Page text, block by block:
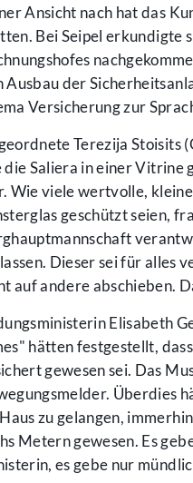
Ansicht nach hat das
Bei Seipel erkundigte
Ausbau der
Versicherung zur
Terezija Stoisits
die Saliera in einer Vitrine
Wie viele wertvolle,
geschützt seien,
Dieser sei für alles
auf andere abschieben.
Elisabeth
hätten festgestellt,
gewesen sei. Das
Überdies
zu gelangen,
Metern gewesen. Es
es gebe nur